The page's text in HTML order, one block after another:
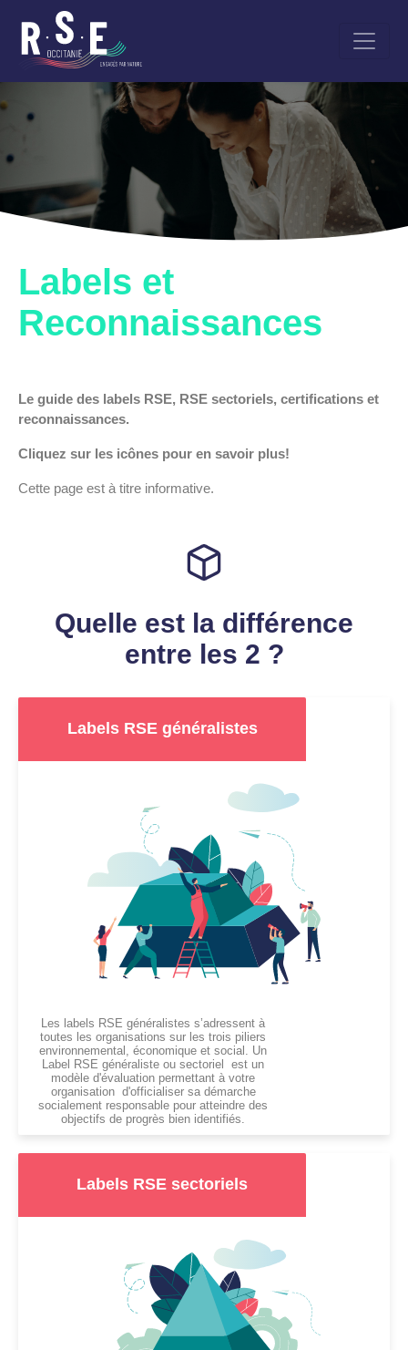
contenu
Labels et
Reconnaissances
Le guide des labels RSE, RSE sectoriels, certifications et
reconnaissances.
Cliquez sur les icônes pour en savoir plus!
Cette page est à titre informative.
Quelle est la différence
entre les 2 ?
Labels RSE généralistes
Les labels RSE généralistes s’adressent à
toutes les organisations sur les trois piliers
environnemental, économique et social. Un
Label RSE généraliste ou sectoriel est un
modèle d'évaluation permettant à votre
organisation d'officialiser sa démarche
socialement responsable pour atteindre des
objectifs de progrès bien identifiés.
Labels RSE sectoriels